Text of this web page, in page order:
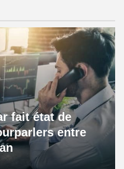
fait état de
entre